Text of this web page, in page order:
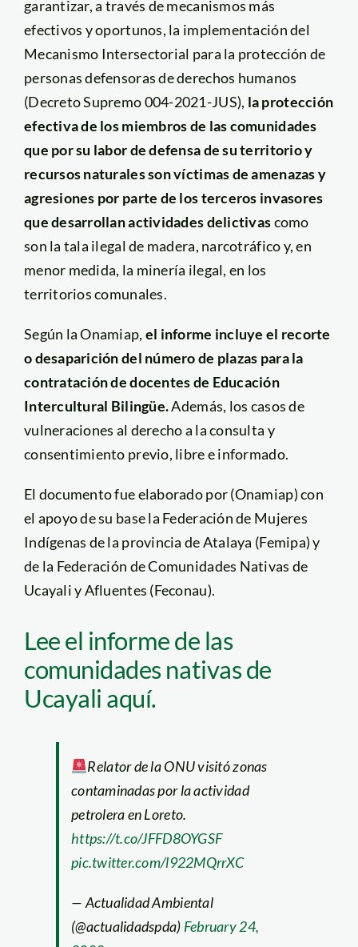
garantizar, a través de mecanismos más
efectivos y oportunos, la implementación del
Mecanismo Intersectorial para la protección de
personas defensoras de derechos humanos
(Decreto Supremo 004-2021-JUS), la protección
efectiva de los miembros de las comunidades
que por su labor de defensa de su territorio y
recursos naturales son víctimas de amenazas y
agresiones por parte de los terceros invasores
que desarrollan actividades delictivascomo
son la tala ilegal de madera, narcotráfico y, en
menor medida, la minería ilegal, en los
territorios comunales.
Según la Onamiap, el informe incluye el recorte
o desaparición del número de plazas para la
contratación de docentes de Educación
Intercultural Bilingüe.Además, los casos de
vulneraciones al derecho a la consulta y
consentimiento previo, libre e informado.
El documento fue elaborado por (Onamiap) con
el apoyo de su base la Federación de Mujeres
Indígenas de la provincia de Atalaya (Femipa) y
de la Federación de Comunidades Nativas de
Ucayali y Afluentes (Feconau).
Lee el informe de las
comunidades nativas de
Ucayali aquí.
Relator de la ONU visitó zonas
contaminadas por la actividad
petrolera en Loreto.
https://t.co/JFFD8OYGSF
pic.twitter.com/l922MQrrXC
— Actualidad Ambiental
(@actualidadspda) February 24,